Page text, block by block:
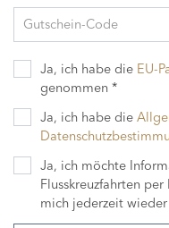
Gutschein-Code
Ja, ich habe die EU-
genommen *
Ja, ich habe die
Ja, ich möchte
Flusskreuzfahrten
mich jederzeit